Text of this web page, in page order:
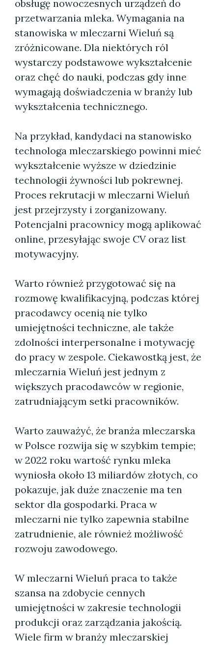
obsługę nowoczesnych urządzeń do
przetwarzania mleka. Wymagania na
stanowiska w mleczarni Wieluń są
zróżnicowane. Dla niektórych ról
wystarczy podstawowe wykształcenie
oraz chęć do nauki, podczas gdy inne
wymagają doświadczenia w branży lub
wykształcenia technicznego.
Na przykład, kandydaci na stanowisko
technologa mleczarskiego powinni mieć
wykształcenie wyższe w dziedzinie
technologii żywności lub pokrewnej.
Proces rekrutacji w mleczarni Wieluń
jest przejrzysty i zorganizowany.
Potencjalni pracownicy mogą aplikować
online, przesyłając swoje CV oraz list
motywacyjny.
Warto również przygotować się na
rozmowę kwalifikacyjną, podczas której
pracodawcy ocenią nie tylko
umiejętności techniczne, ale także
zdolności interpersonalne i motywację
do pracy w zespole. Ciekawostką jest, że
mleczarnia Wieluń jest jednym z
większych pracodawców w regionie,
zatrudniającym setki pracowników.
Warto zauważyć, że branża mleczarska
w Polsce rozwija się w szybkim tempie;
w 2022 roku wartość rynku mleka
wyniosła około 13 miliardów złotych, co
pokazuje, jak duże znaczenie ma ten
sektor dla gospodarki. Praca w
mleczarni nie tylko zapewnia stabilne
zatrudnienie, ale również możliwość
rozwoju zawodowego.
W mleczarni Wieluń praca to także
szansa na zdobycie cennych
umiejętności w zakresie technologii
produkcji oraz zarządzania jakością.
Wiele firm w branży mleczarskiej